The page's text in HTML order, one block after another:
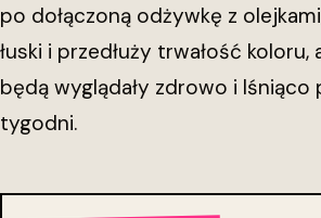
po dołączoną odżywkę z
łuski i przedłuży trwałość
będą wyglądały zdrowo i lśniąco
tygodni.